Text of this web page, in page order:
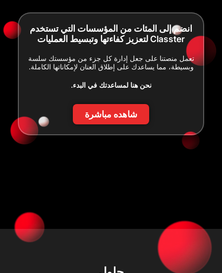
انضم إلى المئات من المؤسسات التي تستخدم
Classter لتعزيز كفاءتها وتبسيط العمليات
تعمل منصتنا على جعل إدارة كل جزء من مؤسستك سلسة
وبسيطة، مما يساعدك على إطلاق العنان لإمكاناتها الكاملة.
نحن هنا لمساعدتك في البدء.
شاهده مباشرة